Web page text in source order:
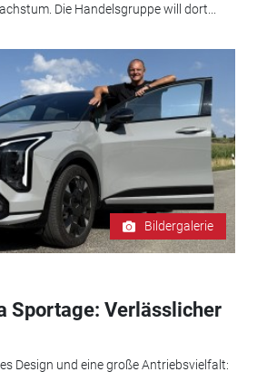
Die Handelsgruppe will dort...
Bildergalerie
Sportage: Verlässlicher
Design und eine große Antriebsvielfalt: